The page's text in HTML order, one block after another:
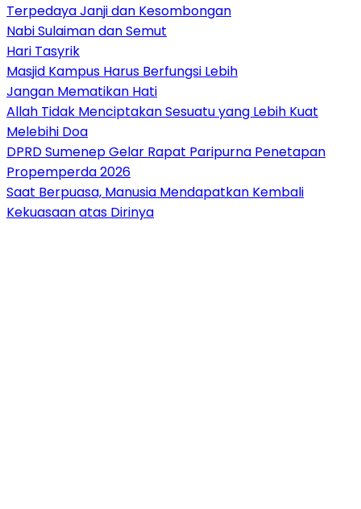
Terpedaya Janji dan Kesombongan
Nabi Sulaiman dan Semut
Hari Tasyrik
Masjid Kampus Harus Berfungsi Lebih
Jangan Mematikan Hati
Allah Tidak Menciptakan Sesuatu yang Lebih Kuat
Melebihi Doa
DPRD Sumenep Gelar Rapat Paripurna Penetapan
Propemperda 2026
Saat Berpuasa, Manusia Mendapatkan Kembali
Kekuasaan atas Dirinya